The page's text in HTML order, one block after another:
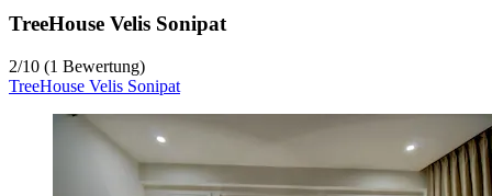
TreeHouse Velis Sonipat
2/10 (1 Bewertung)
TreeHouse Velis Sonipat